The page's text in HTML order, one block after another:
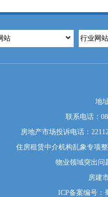
地
联系电话：
房地产市场投诉电话：
住房租赁中介机构乱象专项
物业领域突出问
房建
ICP备案编号：